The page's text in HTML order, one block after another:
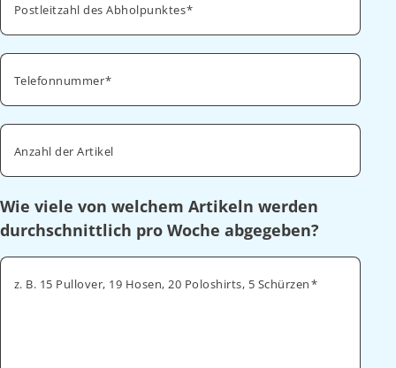
Postleitzahl des Abholpunktes
Telefonnummer
Anzahl der Artikel
Wie viele von welchem Artikeln werden
durchschnittlich pro Woche abgegeben?
z. B. 15 Pullover, 19 Hosen, 20 Poloshirts, 5 Schürzen